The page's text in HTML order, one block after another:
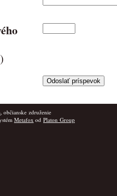
, občianske združenie
Metafox od Platon Group